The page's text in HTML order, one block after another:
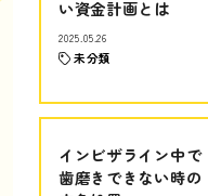
い資金計画とは
2025.05.26
未分類
インビザライン中で
歯磨きできない時の